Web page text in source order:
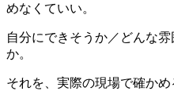
めなくていい。
自分にできそうか／どんな
か。
それを、実際の現場で確かめ